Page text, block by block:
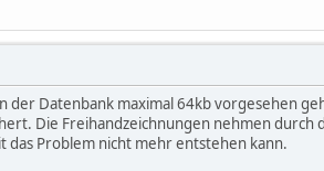
Datenbank maximal 64kb vorgesehen
Die Freihandzeichnungen nehmen durch
das Problem nicht mehr entstehen kann.